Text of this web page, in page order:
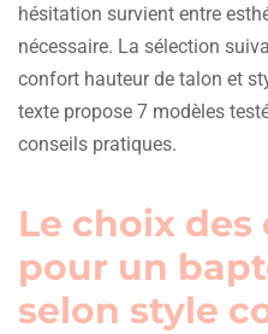
hésitation survient entre
nécessaire. La sélection
confort hauteur de talon et
texte propose 7 modèles
conseils pratiques.
Le choix des
pour un
selon style